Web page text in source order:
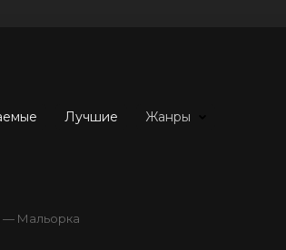
Лучшие Жанры
— Мальорка